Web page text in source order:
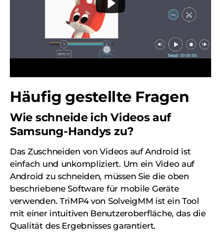
Häufig gestellte Fragen
Wie schneide ich Videos auf
Samsung-Handys zu?
Das Zuschneiden von Videos auf Android ist
einfach und unkompliziert. Um ein Video auf
Android zu schneiden, müssen Sie die oben
beschriebene Software für mobile Geräte
verwenden. TriMP4 von SolveigMM ist ein Tool
mit einer intuitiven Benutzeroberfläche, das die
Qualität des Ergebnisses garantiert.